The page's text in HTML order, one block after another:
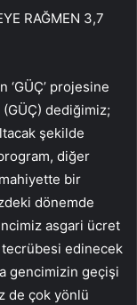
RAĞMEN 3,7
‘GÜÇ’ projesine
(GÜÇ) dediğimiz;
şekilde
diğer
bir
dönemde
asgari ücret
edinecek
gencimizin geçişi
de çok yönlü